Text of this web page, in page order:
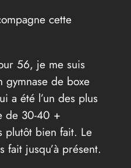
cette
56, je me suis
gymnase de boxe
a été l’un des plus
de 30-40 +
plutôt bien fait. Le
fait jusqu’à présent.